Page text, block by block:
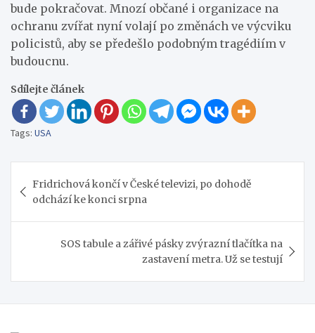
bude pokračovat. Mnozí občané i organizace na
ochranu zvířat nyní volají po změnách ve výcviku
policistů, aby se předešlo podobným tragédiím v
budoucnu.
Sdílejte článek
Tags: USA
pro
příspěvek
Fridrichová končí v České televizi, po dohodě
odchází ke konci srpna
SOS tabule a zářivé pásky zvýrazní tlačítka na
zastavení metra. Už se testují